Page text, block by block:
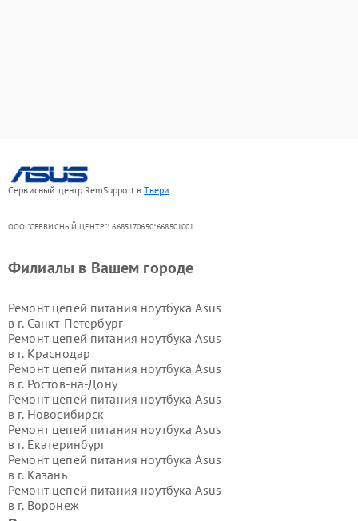
Сервисный центр RemSupport вТвери
ООО "СЕРВИСНЫЙ ЦЕНТР"* 6685170650*668501001
Филиалы в Вашем городе
Ремонт цепей питания ноутбука Asus
в г. Санкт-Петербург
Ремонт цепей питания ноутбука Asus
в г. Краснодар
Ремонт цепей питания ноутбука Asus
в г. Ростов-на-Дону
Ремонт цепей питания ноутбука Asus
в г. Новосибирск
Ремонт цепей питания ноутбука Asus
в г. Екатеринбург
Ремонт цепей питания ноутбука Asus
в г. Казань
Ремонт цепей питания ноутбука Asus
в г. Воронеж